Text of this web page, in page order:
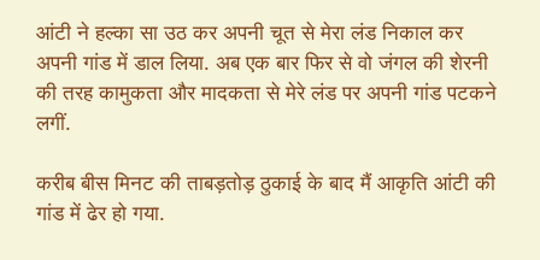
आंटी ने हल्का सा उठ कर अपनी चूत से मेरा लंड निकाल कर
अपनी गांड में डाल लिया. अब एक बार फिर से वो जंगल की शेरनी
की तरह कामुकता और मादकता से मेरे लंड पर अपनी गांड पटकने
लगीं.
करीब बीस मिनट की ताबड़तोड़ ठुकाई के बाद मैं आकृति आंटी की
गांड में ढेर हो गया.